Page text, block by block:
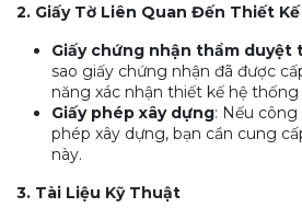
2. Giấy Tờ Liên Quan Đến Thiết
Giấy chứng nhận thẩm duyệt
sao giấy chứng nhận đã được
năng xác nhận thiết kế hệ thống
Giấy phép xây dựng: Nếu
phép xây dựng, bạn cần cung
này.
3. Tài Liệu Kỹ Thuật